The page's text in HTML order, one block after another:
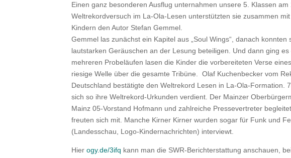
Einen ganz besonderen Ausflug unternahmen unsere 5. Klassen am
Weltrekordversuch im La-Ola-Lesen unterstützten sie zusammen
Kindern den Autor Stefan Gemmel.
Gemmel las zunächst ein Kapitel aus „Soul Wings“, danach konnten
lautstarken Geräuschen an der Lesung beteiligen. Und dann ging es
mehreren Probeläufen lasen die Kinder die vorbereiteten Verse
riesige Welle über die gesamte Tribüne. Olaf Kuchenbecker vom
Deutschland bestätigte den Weltrekord Lesen in La-Ola-Formation.
sich so ihre Weltrekord-Urkunden verdient. Der Mainzer
Mainz 05-Vorstand Hofmann und zahlreiche Pressevertreter
freuten sich mit. Manche Kirner Kirner wurden sogar für Funk und
(Landesschau, Logo-Kindernachrichten) interviewt.
Hier ogy.de/3ifq kann man die SWR-Berichterstattung anschauen,